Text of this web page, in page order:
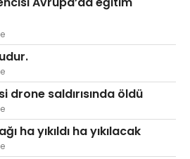
drone saldırısında öldü
ha yıkıldı ha yıkılacak